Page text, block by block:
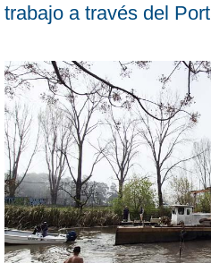
trabajo a través del